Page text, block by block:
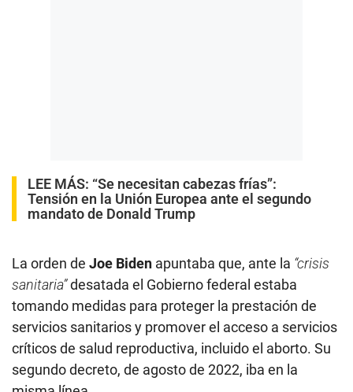
LEE MÁS: “Se necesitan cabezas frías”:
Tensión en la Unión Europea ante el segundo
mandato de Donald Trump
La orden de Joe Biden apuntaba que, ante la “crisis
sanitaria”desatada el Gobierno federal estaba
tomando medidas para proteger la prestación de
servicios sanitarios y promover el acceso a servicios
críticos de salud reproductiva, incluido el aborto. Su
segundo decreto, de agosto de 2022, iba en la